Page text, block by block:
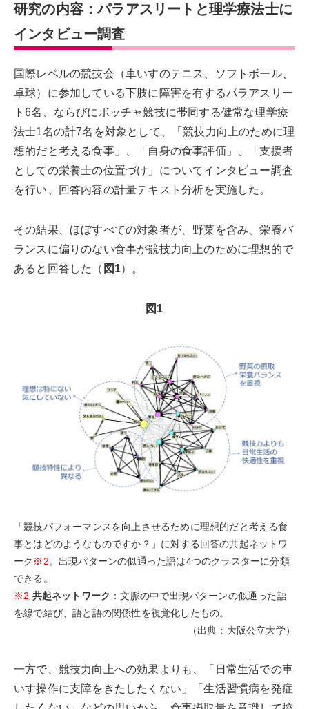
研究の内容：パラアスリートと理学療法士に
インタビュー調査
国際レベルの競技会（車いすのテニス、ソフトボール、
卓球）に参加している下肢に障害を有するパラアスリー
ト6名、ならびにボッチャ競技に帯同する健常な理学療
法士1名の計7名を対象として、「競技力向上のために理
想的だと考える食事」、「自身の食事評価」、「支援者
としての栄養士の位置づけ」についてインタビュー調査
を行い、回答内容の計量テキスト分析を実施した。
その結果、ほぼすべての対象者が、野菜を含み、栄養バ
ランスに偏りのない食事が競技力向上のために理想的で
あると回答した（ 図1）。
図1
「競技パフォーマンスを向上させるために理想的だと考える食
事とはどのようなものですか？」に対する回答の共起ネットワ
ーク ※2。出現パターンの似通った語は4つのクラスターに分類
できる。
※2 共起ネットワーク ：文脈の中で出現パターンの似通った語
を線で結び、語と語の関係性を視覚化したもの。
（出典：大阪公立大学）
一方で、競技力向上への効果よりも、「日常生活での車
いす操作に支障をきたしたくない」「生活習慣病を発症